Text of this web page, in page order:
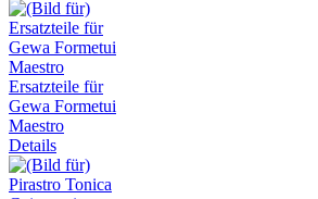
Ersatzteile für
Gewa Formetui
Maestro
Details